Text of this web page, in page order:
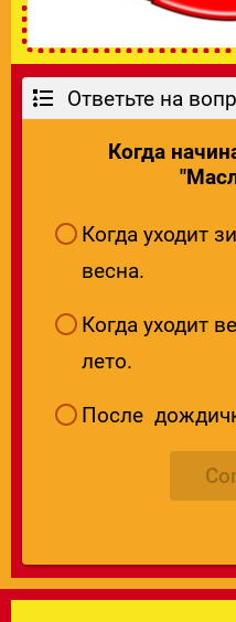
Ответьте на
Когда
Когда уходит
весна.
Когда уходит
лето.
После